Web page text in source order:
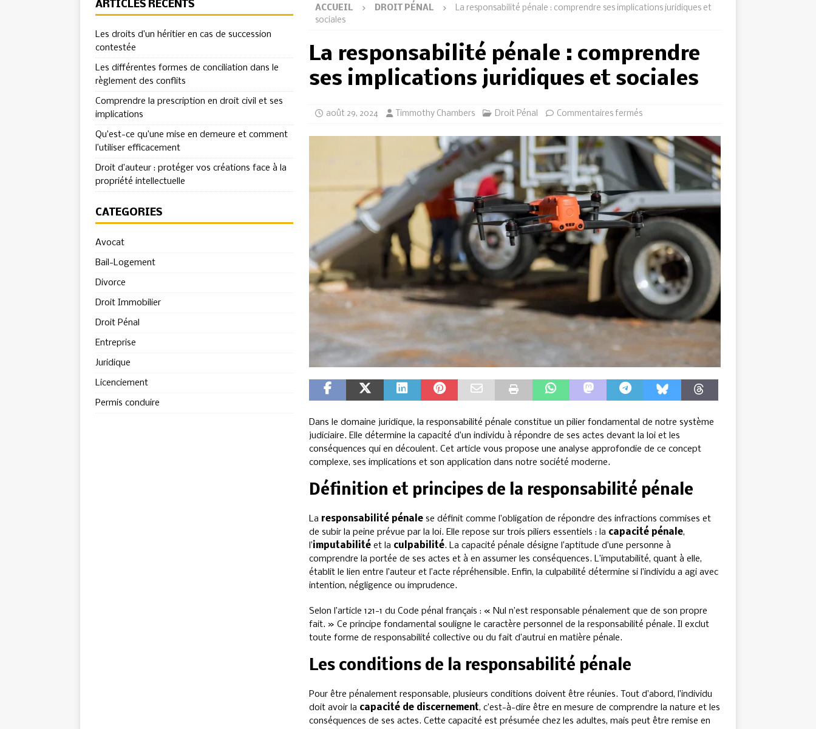
ACCUEIL DROIT PÉNAL
La responsabilité pénale : comprendre ses implications juridiques et
sociales
La responsabilité pénale : comprendre
ses implications juridiques et sociales
août 29, 2024 Timmothy Chambers Droit Pénal Commentaires fermés
Dans le domaine juridique, la responsabilité pénale constitue un pilier fondamental de notre système
judiciaire. Elle détermine la capacité d’un individu à répondre de ses actes devant la loi et les
conséquences qui en découlent. Cet article vous propose une analyse approfondie de ce concept
complexe, ses implications et son application dans notre société moderne.
Définition et principes de la responsabilité pénale
La responsabilité pénalese définit comme l’obligation de répondre des infractions commises et
de subir la peine prévue par la loi. Elle repose sur trois piliers essentiels : la capacité pénale,
l’imputabilitéet la culpabilité. La capacité pénale désigne l’aptitude d’une personne à
comprendre la portée de ses actes et à en assumer les conséquences. L’imputabilité, quant à elle,
établit le lien entre l’auteur et l’acte répréhensible. Enfin, la culpabilité détermine si l’individu a agi avec
intention, négligence ou imprudence.
Selon l’article 121-1 du Code pénal français : « Nul n’est responsable pénalement que de son propre
fait. » Ce principe fondamental souligne le caractère personnel de la responsabilité pénale. Il exclut
toute forme de responsabilité collective ou du fait d’autrui en matière pénale.
Les conditions de la responsabilité pénale
Pour être pénalement responsable, plusieurs conditions doivent être réunies. Tout d’abord, l’individu
doit avoir la capacité de discernement, c’est-à-dire être en mesure de comprendre la nature et les
conséquences de ses actes. Cette capacité est présumée chez les adultes, mais peut être remise en
ARTICLES RÉCENTS
Les droits d’un héritier en cas de succession
contestée
Les différentes formes de conciliation dans le
règlement des conflits
Comprendre la prescription en droit civil et ses
implications
Qu’est-ce qu’une mise en demeure et comment
l’utiliser efficacement
Droit d’auteur : protéger vos créations face à la
propriété intellectuelle
CATÉGORIES
Avocat
Bail-Logement
Divorce
Droit Immobilier
Droit Pénal
Entreprise
Juridique
Licenciement
Permis conduire